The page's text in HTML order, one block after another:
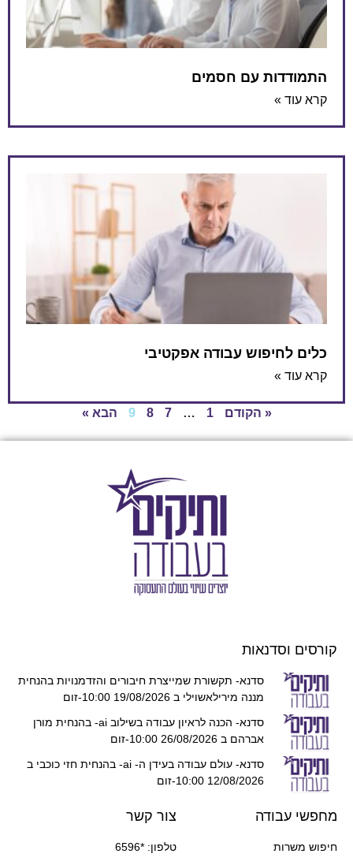
התמודדות עם חסמים
קרא עוד »
כלים לחיפוש עבודה אפקטיבי
קרא עוד »
« הקודם 1
…
7
8
9 הבא »
קורסים וסדנאות
סדנא- תקשורת שמייצרת חיבורים והזדמנויות בהנחית
מננה מירילאשוילי ב 19/08/2026 10:00-זום
סדנא- הכנה לראיון עבודה בשילוב ai- בהנחית מורן
אברהם ב 26/08/2026 10:00-זום
סדנא- עולם עבודה בעידן ה- ai- בהנחית חזי כוכבי ב
12/08/2026 10:00-זום
מחפשי עבודה
חיפוש משרות
צור קשר
טלפון: *6596